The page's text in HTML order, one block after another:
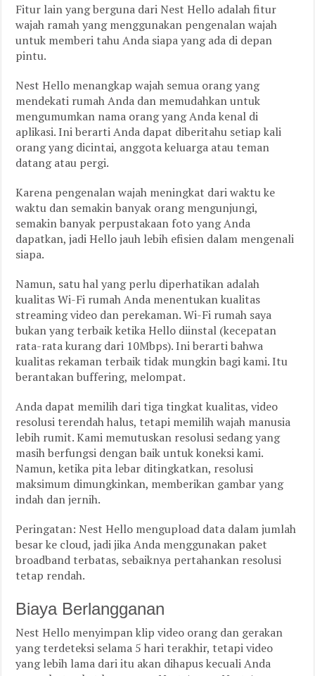
Fitur lain yang berguna dari Nest Hello adalah fitur
wajah ramah yang menggunakan pengenalan wajah
untuk memberi tahu Anda siapa yang ada di depan
pintu.
Nest Hello menangkap wajah semua orang yang
mendekati rumah Anda dan memudahkan untuk
mengumumkan nama orang yang Anda kenal di
aplikasi. Ini berarti Anda dapat diberitahu setiap kali
orang yang dicintai, anggota keluarga atau teman
datang atau pergi.
Karena pengenalan wajah meningkat dari waktu ke
waktu dan semakin banyak orang mengunjungi,
semakin banyak perpustakaan foto yang Anda
dapatkan, jadi Hello jauh lebih efisien dalam mengenali
siapa.
Namun, satu hal yang perlu diperhatikan adalah
kualitas Wi-Fi rumah Anda menentukan kualitas
streaming video dan perekaman. Wi-Fi rumah saya
bukan yang terbaik ketika Hello diinstal (kecepatan
rata-rata kurang dari 10Mbps). Ini berarti bahwa
kualitas rekaman terbaik tidak mungkin bagi kami. Itu
berantakan buffering, melompat.
Anda dapat memilih dari tiga tingkat kualitas, video
resolusi terendah halus, tetapi memilih wajah manusia
lebih rumit. Kami memutuskan resolusi sedang yang
masih berfungsi dengan baik untuk koneksi kami.
Namun, ketika pita lebar ditingkatkan, resolusi
maksimum dimungkinkan, memberikan gambar yang
indah dan jernih.
Peringatan: Nest Hello mengupload data dalam jumlah
besar ke cloud, jadi jika Anda menggunakan paket
broadband terbatas, sebaiknya pertahankan resolusi
tetap rendah.
Biaya Berlangganan
Nest Hello menyimpan klip video orang dan gerakan
yang terdeteksi selama 5 hari terakhir, tetapi video
yang lebih lama dari itu akan dihapus kecuali Anda